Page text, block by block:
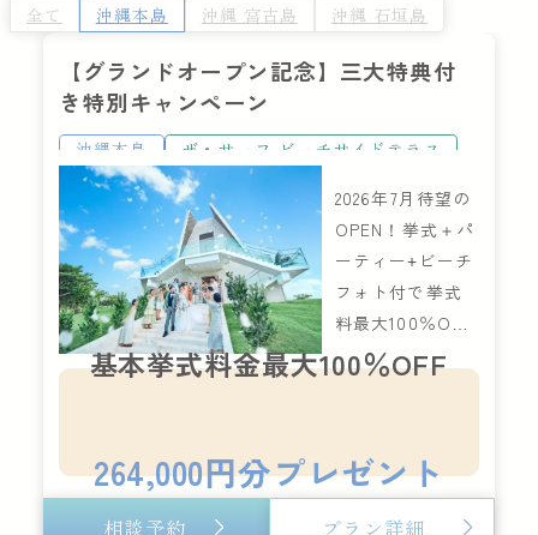
全て 沖縄本島 沖縄 宮古島 沖縄 石垣島
沖縄本島 ザ・サーフ ビーチサイドテラス
【グランドオープン記念】三大特典付
き特別キャンペーン
2026年7月待望の
OPEN！挙式＋パ
ーティー+ビーチ
フォト付で挙式
料最大100％OF
F！
基本挙式料金最大100％OFF
264,000円分プレゼント
相談予約 プラン詳細